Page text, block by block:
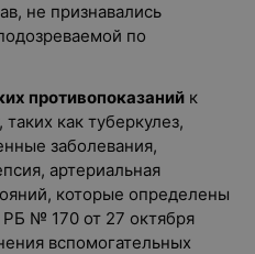
не признавались
по
противопоказаний к
как туберкулез,
заболевания,
артериальная
которые определены
№ 170 от 27 октября
вспомогательных